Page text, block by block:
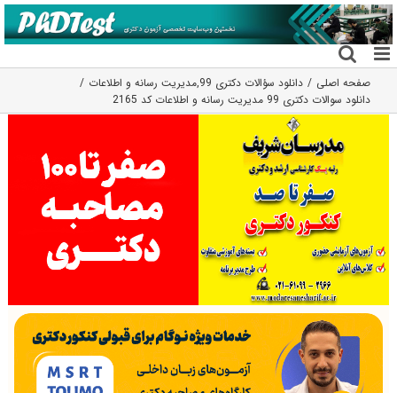
رفتن
به
محتوا
صفحه اصلی دانلود سؤالات دکتری 99 ,مدیریت رسانه و اطلاعات
دانلود سوالات دکتری 99 مدیریت رسانه و اطلاعات کد 2165